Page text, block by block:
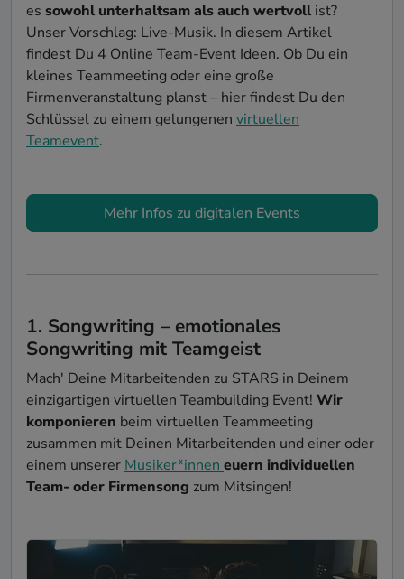
es sowohl unterhaltsam als auch wertvoll ist?
Unser Vorschlag: Live-Musik. In diesem Artikel
findest Du 4 Online Team-Event Ideen. Ob Du ein
kleines Teammeeting oder eine große
Firmenveranstaltung planst – hier findest Du den
Schlüssel zu einem gelungenen virtuellen
Teamevent.
Mehr Infos zu digitalen Events
1. Songwriting – emotionales
Songwriting mit Teamgeist
Mach' Deine Mitarbeitenden zu STARS in Deinem
einzigartigen virtuellen Teambuilding Event! Wir
komponieren beim virtuellen Teammeeting
zusammen mit Deinen Mitarbeitenden und einer oder
einem unserer Musiker*innen euern individuellen
Team- oder Firmensong zum Mitsingen!